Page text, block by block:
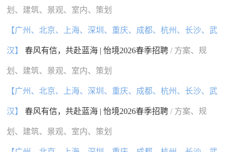
划、建筑、景观、室内、策划
【广州、北京、上海、深圳、重庆、成都、杭州、长沙、武
汉】 春风有信，共赴蓝海 | 怡境2026春季招聘/ 方案、规
划、建筑、景观、室内、策划
【广州、北京、上海、深圳、重庆、成都、杭州、长沙、武
汉】 春风有信，共赴蓝海 | 怡境2026春季招聘/ 方案、规
划、建筑、景观、室内、策划